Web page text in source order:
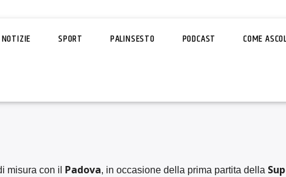
NOTIZIE SPORT PALINSESTO PODCAST COME
misura con il Padova, in occasione della prima partita della